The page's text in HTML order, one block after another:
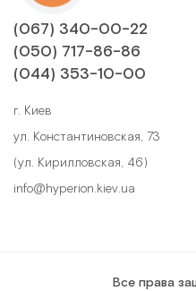
(067) 340-00-22
(050) 717-86-86
(044) 353-10-00
г. Киев
ул. Константиновская, 73
(ул. Кирилловская, 46)
info@hyperion.kiev.ua
Все права